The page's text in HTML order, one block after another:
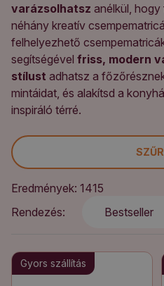
varázsolhatsz anélkül, hogy
néhány kreatív
felhelyezhető
segítségével friss, modern
stílust adhatsz a
mintáidat, és alakítsd a
inspiráló térré.
Eredmények: 1415
Rendezés:
Bestseller
Gyors szállítás